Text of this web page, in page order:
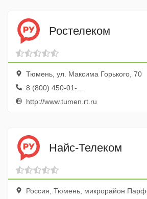
Ростелеком
Тюмень, ул. Максима Горького, 70
8 (800) 450-01-...
http://www.tumen.rt.ru
Найс-Телеком
Россия, Тюмень, микрорайон Парфеново, улица